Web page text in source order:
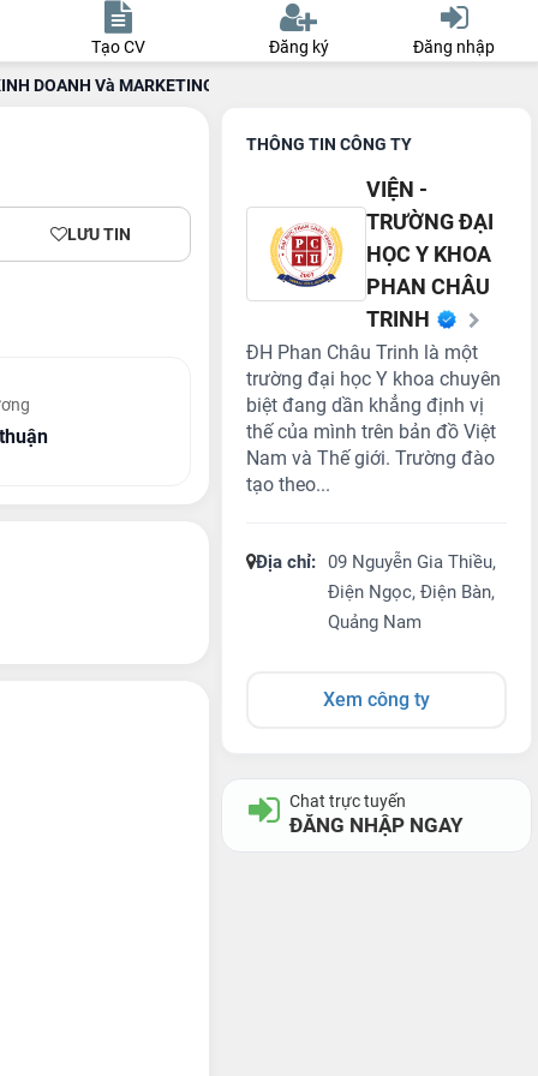
Tạo CV Đăng ký Đăng nhập
DOANH Và MARKETING 🌟
LƯU TIN
THÔNG TIN CÔNG TY
VIỆN -
TRƯỜNG ĐẠI
HỌC Y KHOA
PHAN CHÂU
TRINH
ĐH Phan Châu Trinh là một
trường đại học Y khoa chuyên
biệt đang dần khẳng định vị
thế của mình trên bản đồ Việt
Nam và Thế giới. Trường đào
tạo theo...
Địa chỉ: 09 Nguyễn Gia Thiều,
Điện Ngọc, Điện Bàn,
Quảng Nam
Xem công ty
Chat trực tuyến
ĐĂNG NHẬP NGAY